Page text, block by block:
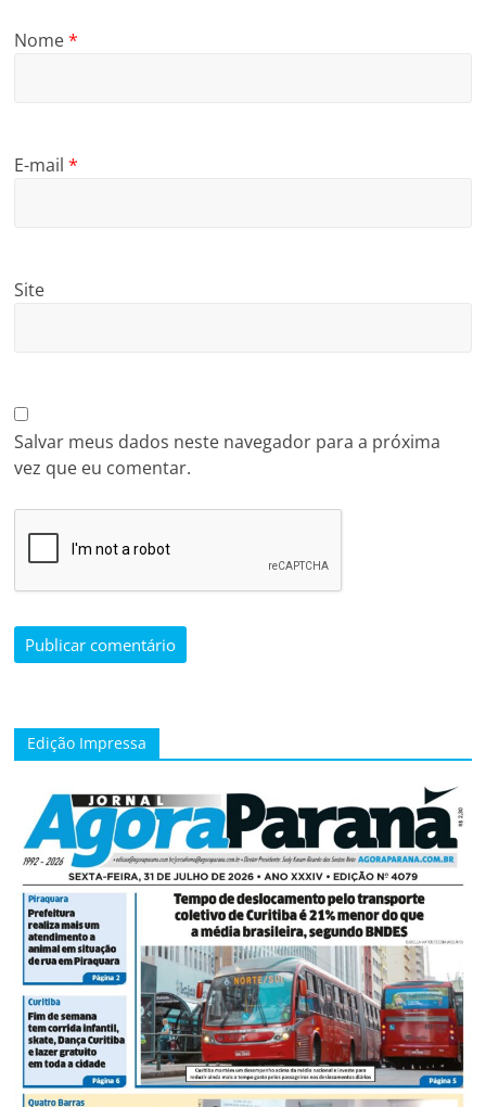
Nome*
E-mail*
Site
Salvar meus dados neste navegador para a próxima
vez que eu comentar.
Edição Impressa